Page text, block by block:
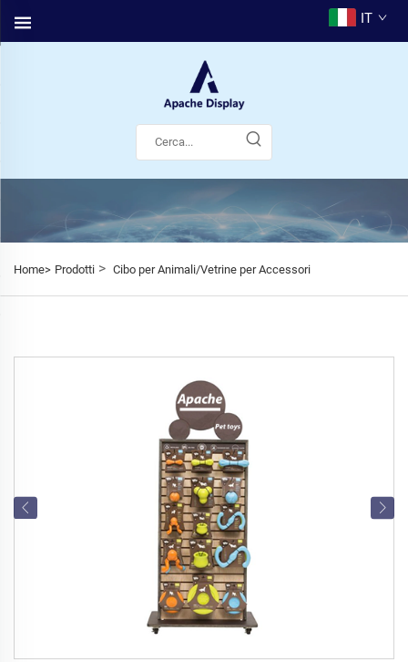
IT
Home> Prodotti > Cibo per Animali/Vetrine per Accessori